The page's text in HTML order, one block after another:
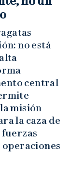
no está
central
misión
la caza de
operaciones